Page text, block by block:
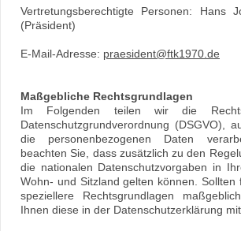
Vertretungsberechtigte Personen: Hans
(Präsident)
E-Mail-Adresse: praesident@ftk1970.de
Maßgebliche Rechtsgrundlagen
Im Folgenden teilen wir die
Datenschutzgrundverordnung (DSGVO),
die personenbezogenen Daten
beachten Sie, dass zusätzlich zu den
die nationalen Datenschutzvorgaben in
Wohn- und Sitzland gelten können. Sollten
speziellere Rechtsgrundlagen
Ihnen diese in der Datenschutzerklärung mit.